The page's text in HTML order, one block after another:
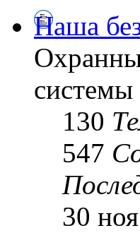
Наша
системы
130
547
30